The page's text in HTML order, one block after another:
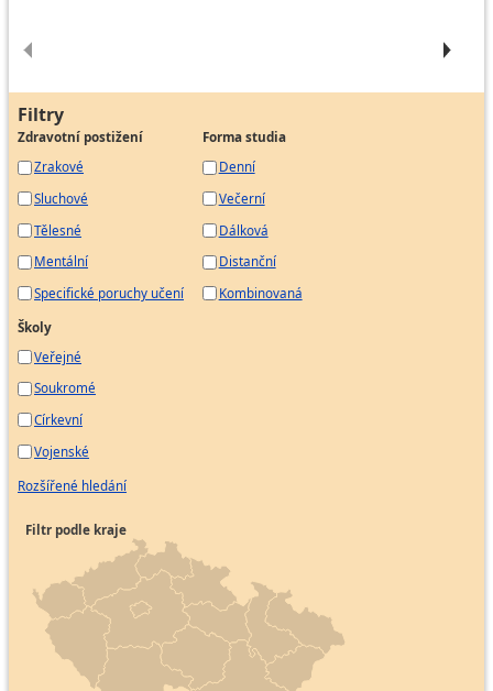
Filtry
Zdravotní postižení
Zrakové
Sluchové
Tělesné
Mentální
Specifické poruchy učení
Forma studia
Denní
Večerní
Dálková
Distanční
Kombinovaná
Školy
Veřejné
Soukromé
Církevní
Vojenské
Rozšířené hledání
Filtr podle kraje